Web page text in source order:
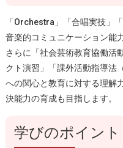
「Orchestra」「合唱実技」
音楽的コミュニケーション能
さらに「社会芸術教育協働活
クト演習」「課外活動指導法
への関心と教育に対する理解
決能力の育成も目指します。
学びのポイント